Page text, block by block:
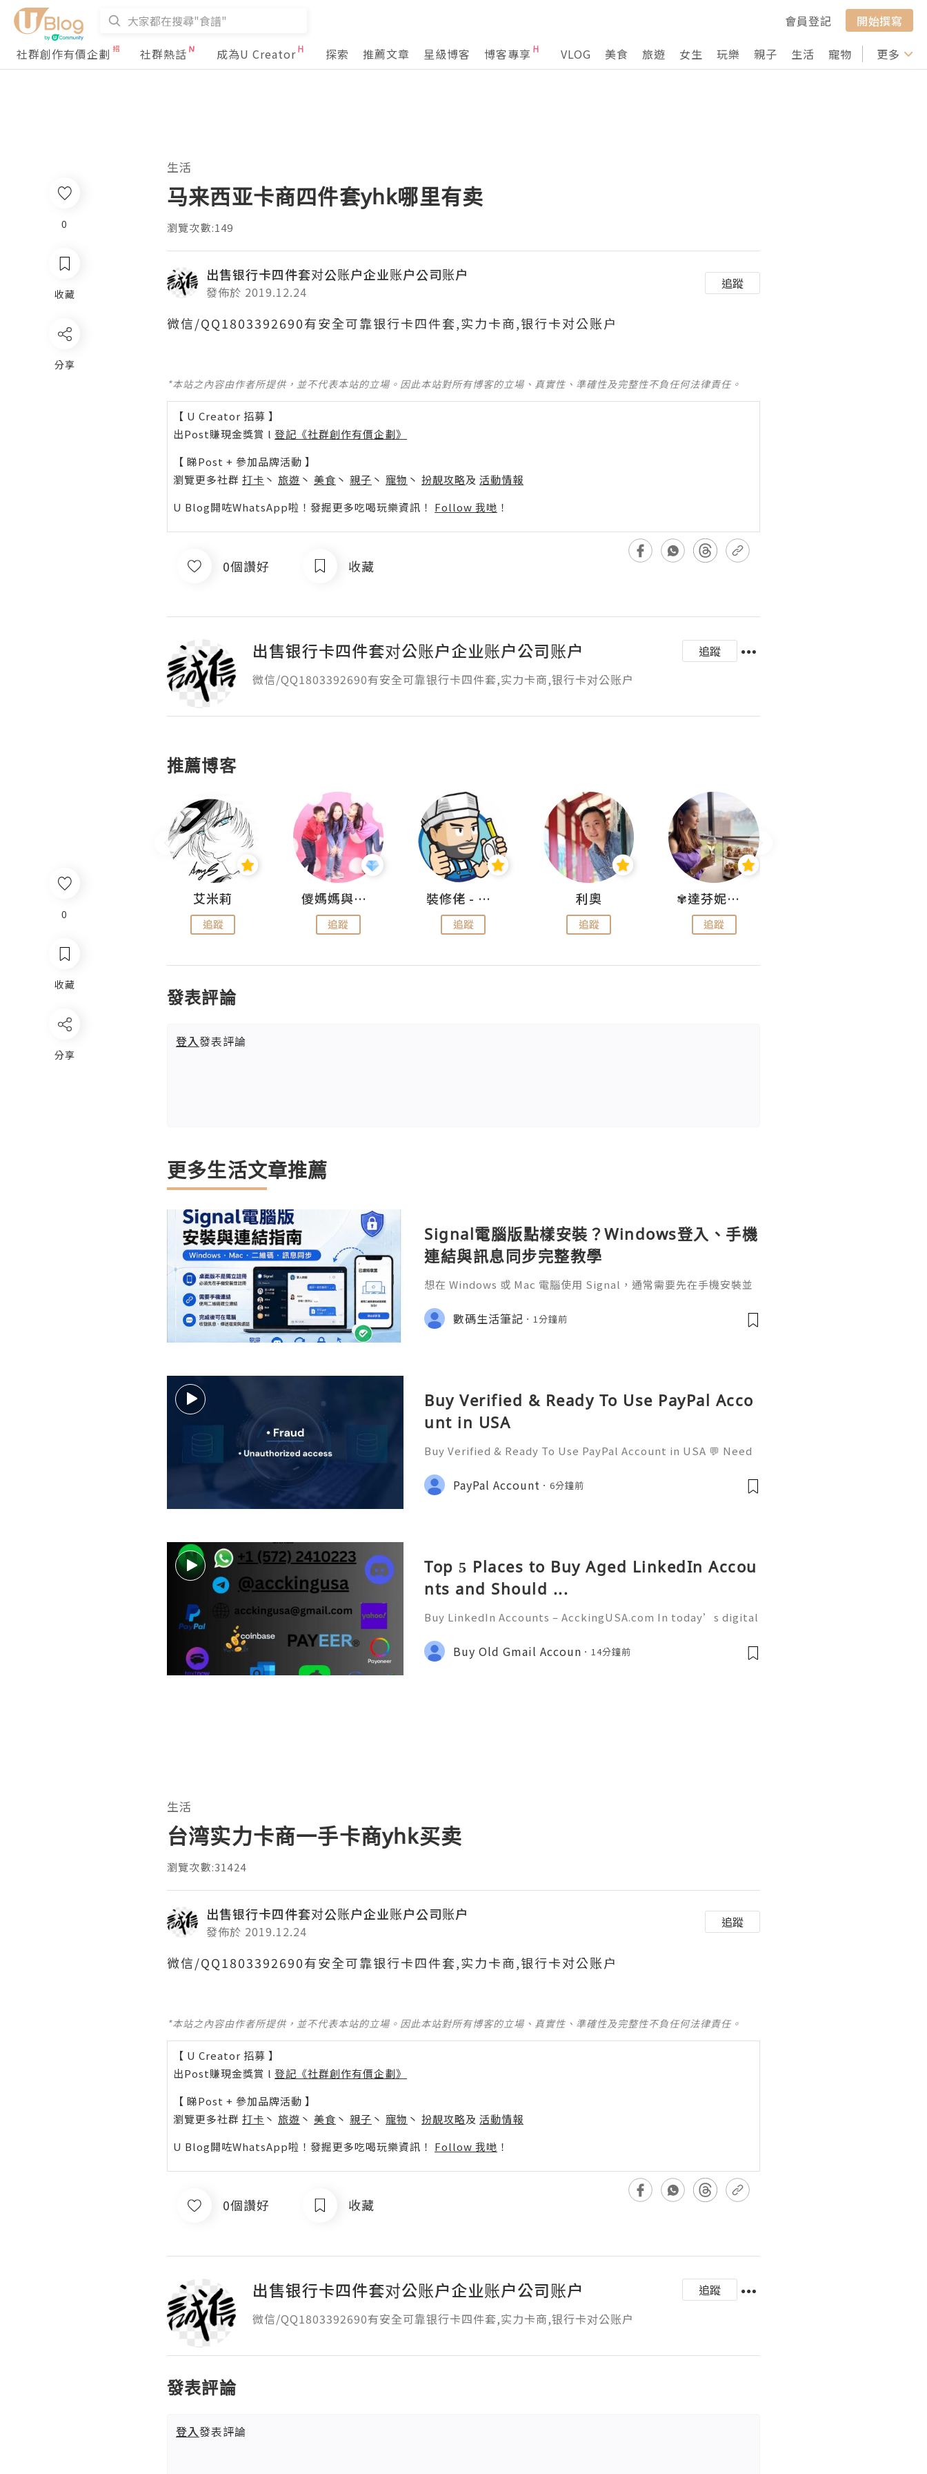
會員登記
開始撰寫
社群創作有價企劃
社群熱話 成為U Creator 探索 推薦文章 星級博客 博客專享 VLOG 美食 旅遊 女生 玩樂 親子 生活 寵物 行山 打卡
更多
0
收藏
分享
生活
马来西亚卡商四件套yhk哪里有卖
瀏覽次數:149
出售银行卡四件套对公账户企业账户公司账户
發佈於 2019.12.24
追蹤
微信/QQ1803392690有安全可靠银行卡四件套,实力卡商,银行卡对公账户
*本站之內容由作者所提供，並不代表本站的立場。因此本站對所有博客的立場、真實性、準確性及完整性不負任何法律責任。
【 U Creator 招募 】
出Post賺現金獎賞 l 登記《社群創作有價企劃》
【 睇Post + 參加品牌活動 】
瀏覽更多社群 打卡 丶 旅遊 丶 美食 丶 親子 丶 寵物 丶 扮靚攻略及 活動情報
U Blog開咗WhatsApp啦！發掘更多吃喝玩樂資訊！ Follow 我哋 ！
0個讚好 收藏
出售银行卡四件套对公账户企业账户公司账户
追蹤
微信/QQ1803392690有安全可靠银行卡四件套,实力卡商,银行卡对公账户
推薦博客
艾米莉
追蹤
儍媽媽與兩隻小魔怪之家
追蹤
裝修佬 - 香港一站式網上裝修平台
追蹤
利奧
追蹤
✾達芬妮•愛孩子•愛生活✾
追蹤
發表評論
登入發表評論
更多生活文章推薦
Signal電腦版點樣安裝？Windows登入、手機
連結與訊息同步完整教學
想在 Windows 或 Mac 電腦使用 Signal，通常需要先在手機安裝並
版設成已連結裝置。
數碼生活筆記 1分鐘前
Buy Verified & Ready To Use PayPal Acco
unt in USA
Buy Verified & Ready To Use PayPal Account in USA 💬 Need
com 💎 WhatsApp: +1(772)563-8300 🚀 Telegram: @usamarket
it 🎮 discord: usamarketit ✅ Trust
PayPal Account 6分鐘前
Top 5 Places to Buy Aged LinkedIn Accou
nts and Should ...
Buy LinkedIn Accounts – AcckingUSA.com In today’s digital
ant than ever. AcckingUSA.com Platforms like LinkedIn play
a crucial role in connecting
Buy Old Gmail Accoun 14分鐘前
0
收藏
分享
生活
台湾实力卡商一手卡商yhk买卖
瀏覽次數:31424
出售银行卡四件套对公账户企业账户公司账户
發佈於 2019.12.24
追蹤
微信/QQ1803392690有安全可靠银行卡四件套,实力卡商,银行卡对公账户
*本站之內容由作者所提供，並不代表本站的立場。因此本站對所有博客的立場、真實性、準確性及完整性不負任何法律責任。
【 U Creator 招募 】
出Post賺現金獎賞 l 登記《社群創作有價企劃》
【 睇Post + 參加品牌活動 】
瀏覽更多社群 打卡 丶 旅遊 丶 美食 丶 親子 丶 寵物 丶 扮靚攻略及 活動情報
U Blog開咗WhatsApp啦！發掘更多吃喝玩樂資訊！ Follow 我哋 ！
0個讚好 收藏
出售银行卡四件套对公账户企业账户公司账户
追蹤
微信/QQ1803392690有安全可靠银行卡四件套,实力卡商,银行卡对公账户
發表評論
登入發表評論